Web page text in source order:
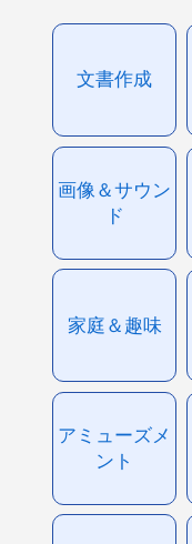
文書作成
画像＆サウン
ド
家庭＆趣味
アミューズメ
ント